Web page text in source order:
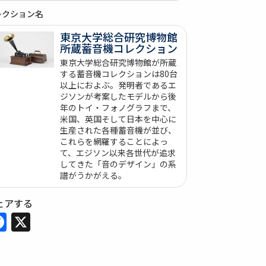
ション名
東京大学総合研究博物館
所蔵蓄音機コレクション
東京大学総合研究博物館が所蔵
する蓄音機コレクションは80台
以上におよぶ。発明者であるエ
ジソンが考案したモデルから後
年のトイ・フォノグラフまで、
米国、英国そして日本を中心に
生産された各種蓄音機が並び、
これらを網羅することによっ
て、エジソン以来各世代が追求
してきた「音のデザイン」の系
譜がうかがえる。
アする
Facebook
X